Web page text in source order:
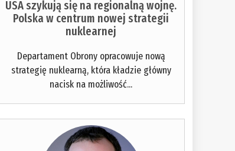
USA szykują się na regionalną wojnę.
Polska w centrum nowej strategii
nuklearnej
Departament Obrony opracowuje nową
strategię nuklearną, która kładzie główny
nacisk na możliwość...